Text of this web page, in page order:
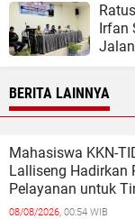
Irfan
BERITA LAINNYA
Mahasiswa KKN-
Lalliseng Hadirkan
Pelayanan untuk
Informasi
08/08/2026, 00:54 WIB